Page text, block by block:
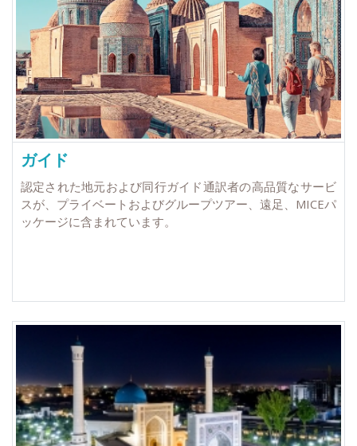
ガイド
認定された地元および同行ガイド通訳者の高品質なサービ
スが、プライベートおよびグループツアー、遠足、MICEパ
ッケージに含まれています。